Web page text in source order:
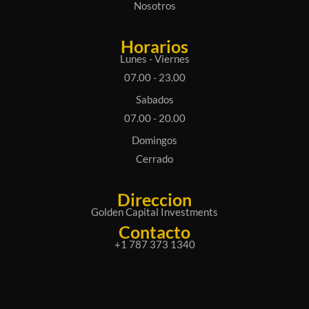
Nosotros
Horarios
Lunes - Viernes
07.00 - 23.00
Sabados
07.00 - 20.00
Domingos
Cerrado
Direccion
Golden Capital Investments
Contacto
+1 787 373 1340